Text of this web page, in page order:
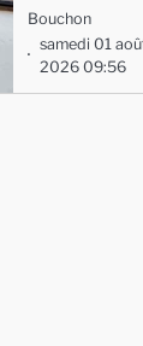
Bouchon
samedi 01
2026 09:56